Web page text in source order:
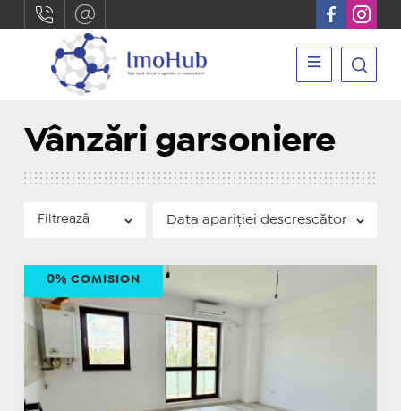
Vânzări garsoniere
Filtrează
0% COMISION